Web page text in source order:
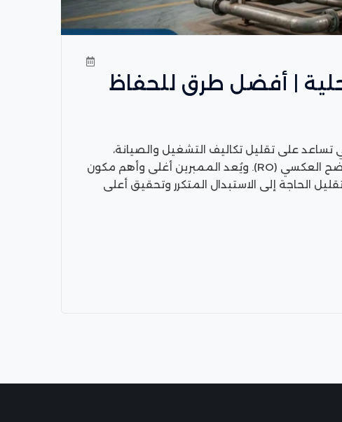
| أفضل طرق للحفاظ
على تقليل تكاليف التشغيل والصيانة،
وتحافظ على جودة المياه المنتجة وكفاءة محطة التناضح العكسي (RO). ويُعد الممبرين أغلى وأهم مكون
الحاجة إلى الاستبدال المتكرر وتحقيق أعلى